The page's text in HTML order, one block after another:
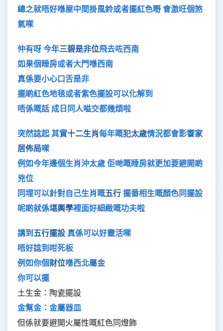
總之就唔好喺屋中間掛風鈴或者擺紅色嘢 會激旺個煞
氣㗎
仲有呀 今年三碧是非位飛去咗西南
如果個睡房或者大門喺西南
真係要小心口舌是非
擺啲紅色地毯或者紫色擺設可以化解到
唔係嘅話 成日同人嗌交都幾煩啦
突然諗起 其實十二生肖每年嘅犯太歲情況都會影響家
居佈局㗎
例如今年邊個生肖沖太歲 佢哋嘅睡房就更加要避開啲
兇位
同埋可以針對自己生肖嘅五行擺番相生嘅顏色同擺設
呢啲就係堪輿學裡面好細緻嘅功夫啦
講到五行擺設 真係可以好靈活㗎
唔好諗到咁死板
例如你個財位喺西北屬金
你可以擺
土生金：陶瓷擺設
金幫金：金屬器皿
但係就要避開火屬性嘅紅色同燈飾